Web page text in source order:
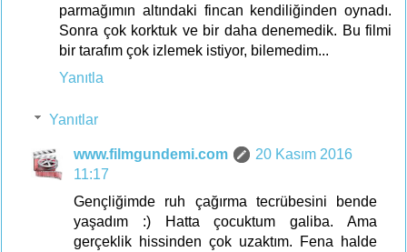
parmağımın altındaki fincan kendiliğinden oynadı.
Sonra çok korktuk ve bir daha denemedik. Bu filmi
bir tarafım çok izlemek istiyor, bilemedim...
Yanıtla
Yanıtlar
www.filmgundemi.com
20 Kasım 2016
11:17
Gençliğimde ruh çağırma tecrübesini bende
yaşadım :) Hatta çocuktum galiba. Ama
gerçeklik hissinden çok uzaktım. Fena halde